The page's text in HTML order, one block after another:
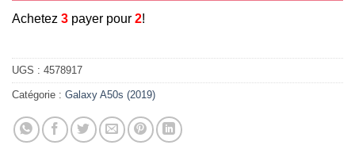
Achetez 3 payer pour 2!
UGS : 4578917
Catégorie : Galaxy A50s (2019)